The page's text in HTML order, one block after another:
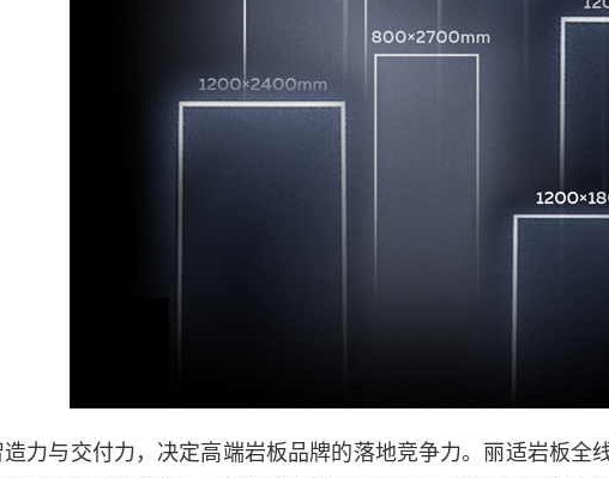
造力与交付力，决定高端岩板品牌的落地竞争力。丽适岩板全